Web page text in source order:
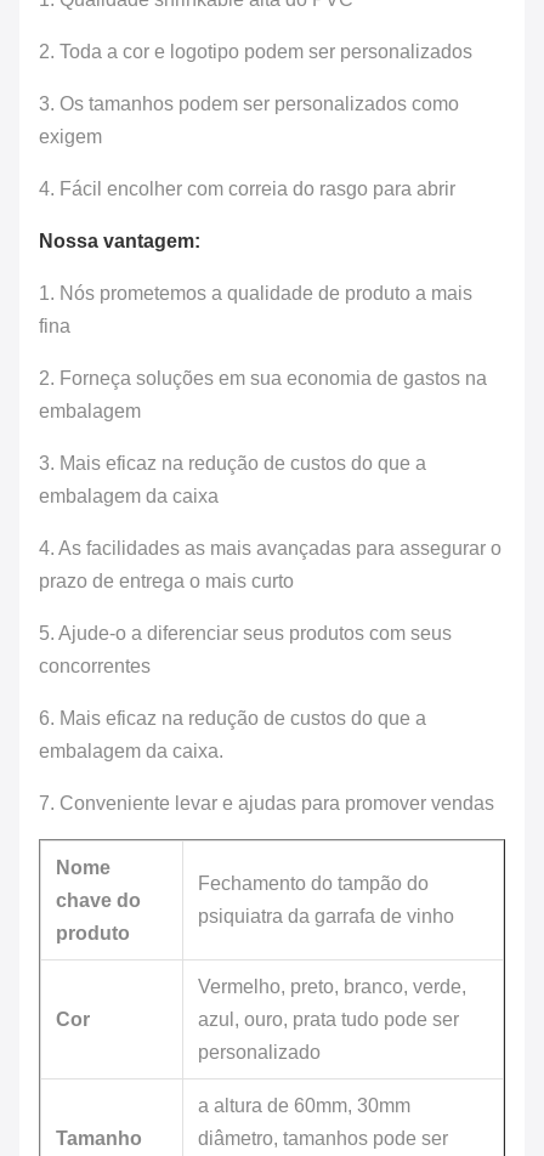
2. Toda a cor e logotipo podem ser personalizados
3. Os tamanhos podem ser personalizados como
exigem
4. Fácil encolher com correia do rasgo para abrir
Nossa vantagem:
1. Nós prometemos a qualidade de produto a mais
fina
2. Forneça soluções em sua economia de gastos na
embalagem
3. Mais eficaz na redução de custos do que a
embalagem da caixa
4. As facilidades as mais avançadas para assegurar o
prazo de entrega o mais curto
5. Ajude-o a diferenciar seus produtos com seus
concorrentes
6. Mais eficaz na redução de custos do que a
embalagem da caixa.
7. Conveniente levar e ajudas para promover vendas
Nome
chave do
produto
Fechamento do tampão do
psiquiatra da garrafa de vinho
Cor
Vermelho, preto, branco, verde,
azul, ouro, prata tudo pode ser
personalizado
Tamanho
a altura de 60mm, 30mm
diâmetro, tamanhos pode ser